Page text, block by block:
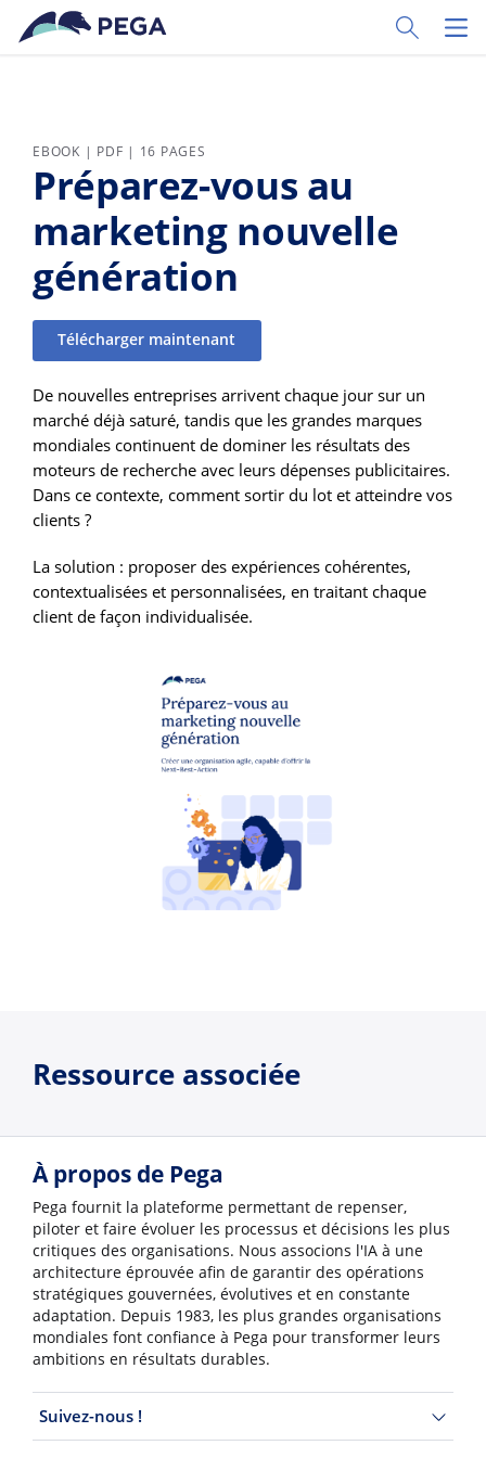
Passer directement au contenu principal
Toggle
EBOOK | PDF | 16 PAGES
Préparez-vous au
marketing nouvelle
génération
Télécharger maintenant
De nouvelles entreprises arrivent chaque jour sur un
marché déjà saturé, tandis que les grandes marques
mondiales continuent de dominer les résultats des
moteurs de recherche avec leurs dépenses publicitaires.
Dans ce contexte, comment sortir du lot et atteindre vos
clients ?
La solution : proposer des expériences cohérentes,
contextualisées et personnalisées, en traitant chaque
client de façon individualisée.
Ressource associée
À propos de Pega
Pega fournit la plateforme permettant de repenser,
piloter et faire évoluer les processus et décisions les plus
critiques des organisations. Nous associons l'IA à une
architecture éprouvée afin de garantir des opérations
stratégiques gouvernées, évolutives et en constante
adaptation. Depuis 1983, les plus grandes organisations
mondiales font confiance à Pega pour transformer leurs
ambitions en résultats durables.
Suivez-nous !